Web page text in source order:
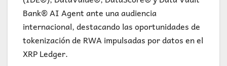
Bank® AI Agent ante una audiencia
internacional, destacando las oportunidades de
tokenización de RWA impulsadas por datos en el
XRP Ledger.